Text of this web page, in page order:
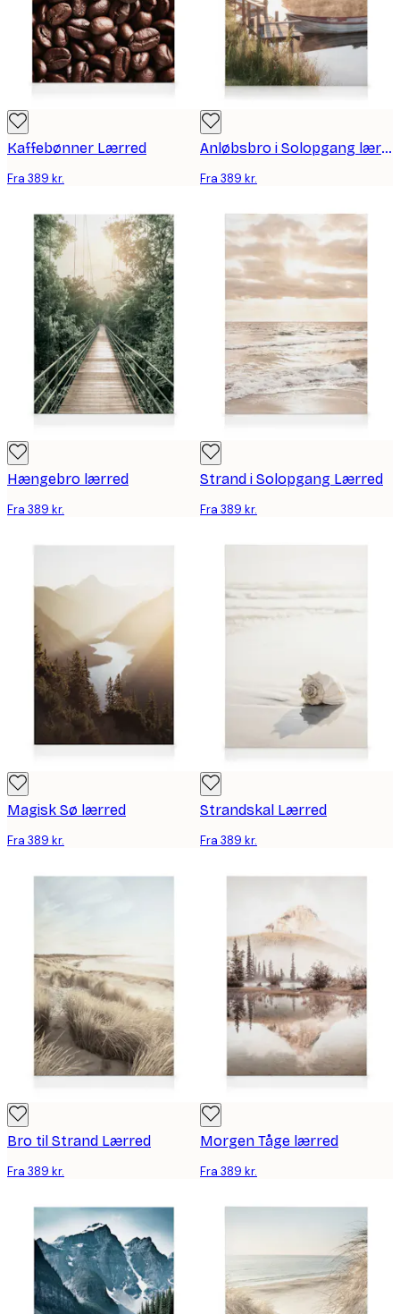
Kaffebønner Lærred
Fra 389 kr.
Anløbsbro i Solopgang lærred
Fra 389 kr.
Hængebro lærred
Fra 389 kr.
Strand i Solopgang Lærred
Fra 389 kr.
Magisk Sø lærred
Fra 389 kr.
Strandskal Lærred
Fra 389 kr.
Bro til Strand Lærred
Fra 389 kr.
Morgen Tåge lærred
Fra 389 kr.